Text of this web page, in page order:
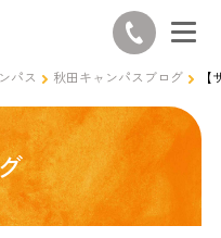
パス 秋田キャンパスブログ